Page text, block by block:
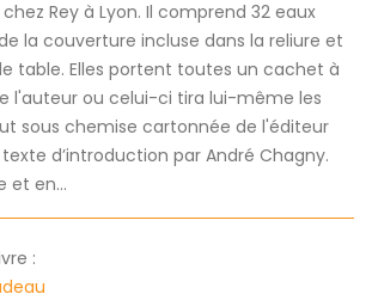
Rey à Lyon. Il comprend 32 eaux
la couverture incluse dans la reliure et
table. Elles portent toutes un cachet à
l'auteur ou celui-ci tira lui-même les
sous chemise cartonnée de l'éditeur
d’introduction par André Chagny.
et en...
: